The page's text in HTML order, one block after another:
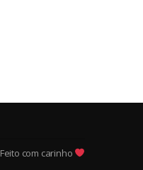
Feito com carinho